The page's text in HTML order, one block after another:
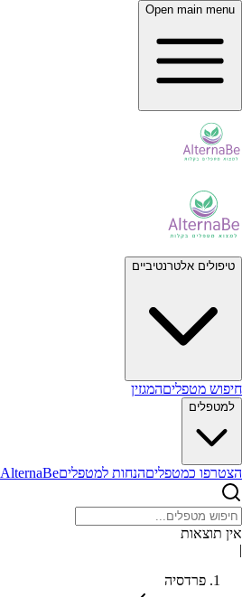
Open main menu
טיפולים אלטרנטיביים
חיפוש מטפליםהמגזין
למטפלים
הצטרפו כמטפליםהנחות למטפליםAlternaBe למטפלים
אין תוצאות
|
פרדסיה